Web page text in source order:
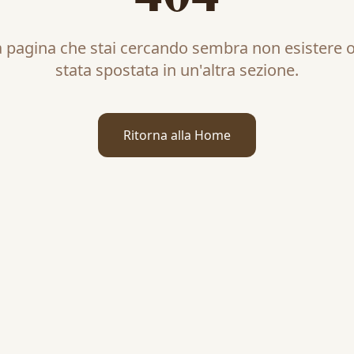
pagina che stai cercando sembra non esistere
stata spostata in un'altra sezione.
Ritorna alla Home